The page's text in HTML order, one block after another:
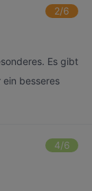
2/6
Es gibt
besseres
4/6